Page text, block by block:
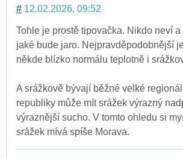
# 12.02.2026, 09:52
Tohle je prostě tipovačka. Nikdo neví a
jaké bude jaro. Nejpravděpodobnější
někde blízko normálu teplotně i
A srážkově bývají běžné velké
republiky může mít srážek výrazný
výraznější sucho. V tomto ohledu si
srážek mívá spíše Morava.